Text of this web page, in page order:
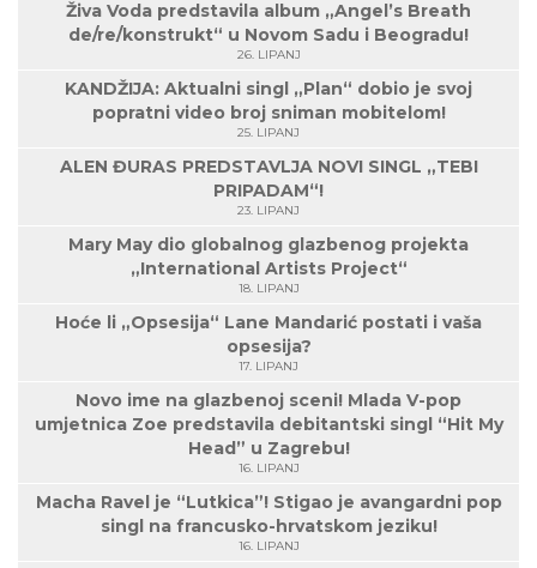
Živa Voda predstavila album „Angel’s Breath
de/re/konstrukt“ u Novom Sadu i Beogradu!
26. LIPANJ
KANDŽIJA: Aktualni singl „Plan“ dobio je svoj
popratni video broj sniman mobitelom!
25. LIPANJ
ALEN ĐURAS PREDSTAVLJA NOVI SINGL „TEBI
PRIPADAM“!
23. LIPANJ
Mary May dio globalnog glazbenog projekta
„International Artists Project“
18. LIPANJ
Hoće li „Opsesija“ Lane Mandarić postati i vaša
opsesija?
17. LIPANJ
Novo ime na glazbenoj sceni! Mlada V-pop
umjetnica Zoe predstavila debitantski singl “Hit My
Head” u Zagrebu!
16. LIPANJ
Macha Ravel je “Lutkica”! Stigao je avangardni pop
singl na francusko-hrvatskom jeziku!
16. LIPANJ